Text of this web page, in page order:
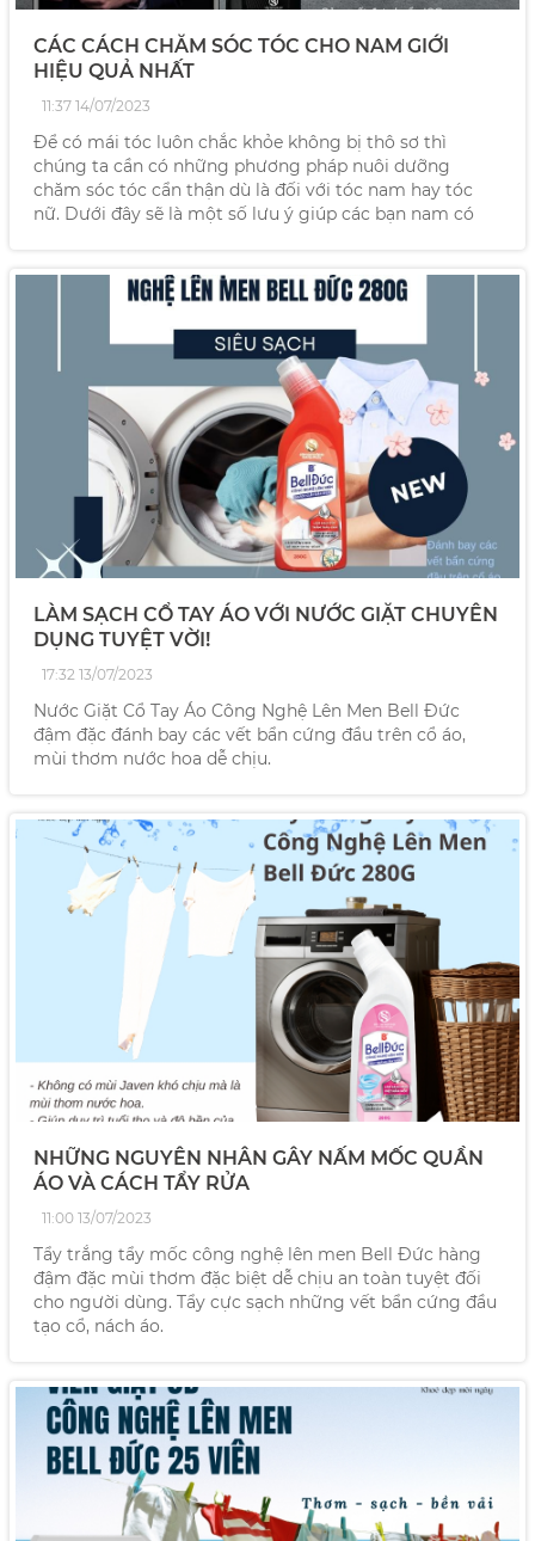
CÁC CÁCH CHĂM SÓC TÓC CHO NAM GIỚI
HIỆU QUẢ NHẤT
11:37 14/07/2023
Để có mái tóc luôn chắc khỏe không bị thô sơ thì
chúng ta cần có những phương pháp nuôi dưỡng
chăm sóc tóc cẩn thận dù là đối với tóc nam hay tóc
nữ. Dưới đây sẽ là một số lưu ý giúp các bạn nam có
LÀM SẠCH CỔ TAY ÁO VỚI NƯỚC GIẶT CHUYÊN
DỤNG TUYỆT VỜI!
17:32 13/07/2023
Nước Giặt Cổ Tay Áo Công Nghệ Lên Men Bell Đức
đậm đặc đánh bay các vết bẩn cứng đầu trên cổ áo,
mùi thơm nước hoa dễ chịu.
NHỮNG NGUYÊN NHÂN GÂY NẤM MỐC QUẦN
ÁO VÀ CÁCH TẨY RỬA
11:00 13/07/2023
Tẩy trắng tẩy mốc công nghệ lên men Bell Đức hàng
đậm đặc mùi thơm đặc biệt dễ chịu an toàn tuyệt đối
cho người dùng. Tẩy cực sạch những vết bẩn cứng đầu
tạo cổ, nách áo.